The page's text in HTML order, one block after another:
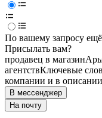
По вашему запросу ещё
Присылать вам?
продавец в магазин
агентствКлючевые
компании и в
В мессенджер
На почту